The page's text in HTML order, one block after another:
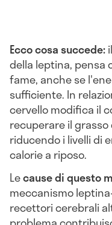
Ecco cosa succede:
della leptina, pensa
fame, anche se
sufficiente. In
cervello modifica il
recuperare il
riducendo i livelli di
calorie a riposo.
Lecause di questo
meccanismo
recettori cerebrali